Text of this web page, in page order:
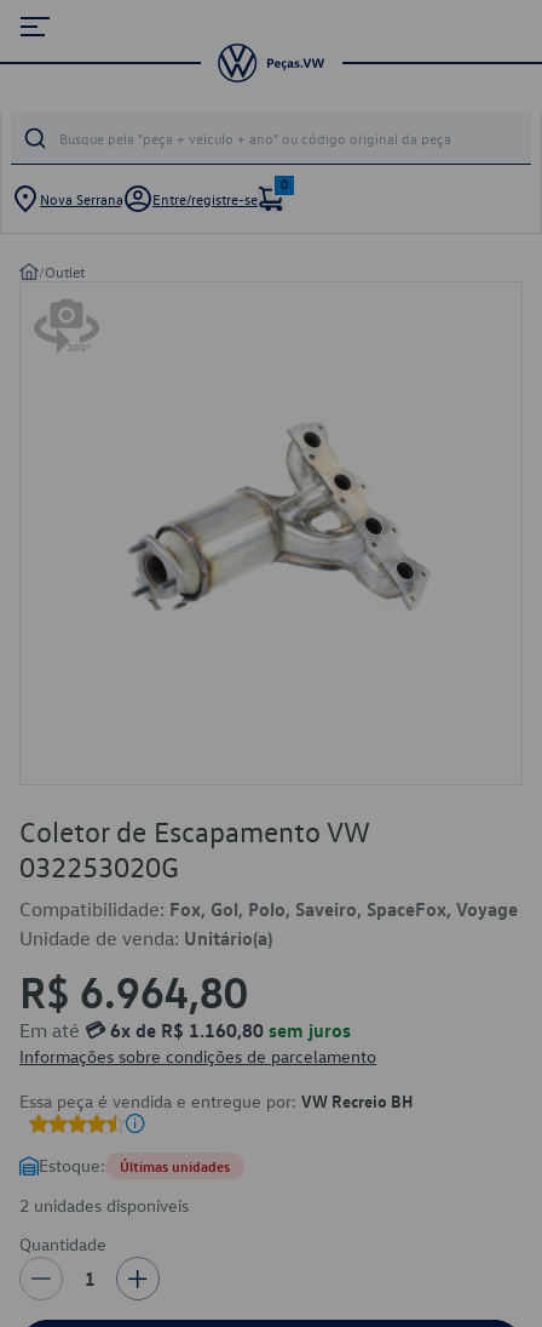
Nova Serrana Entre/registre-se
0
/Outlet
Coletor de Escapamento VW
032253020G
Compatibilidade: Fox, Gol, Polo, Saveiro, SpaceFox, Voyage
Unidade de venda: Unitário(a)
R$ 6.964,80
Em até 💳 6x de R$ 1.160,80 sem juros
Informações sobre condições de parcelamento
Essa peça é vendida e entregue por: VW Recreio BH
Estoque: Últimas unidades
2 unidades disponíveis
Quantidade
1